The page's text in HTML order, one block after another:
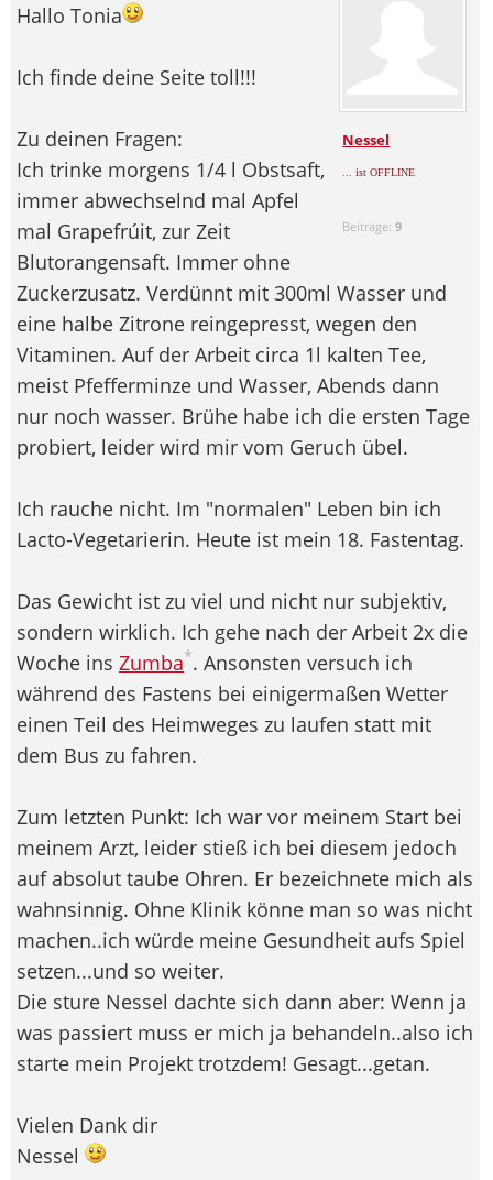
Nessel
... ist OFFLINE
Beiträge:9
Hallo Tonia
Ich finde deine Seite toll!!!
Zu deinen Fragen:
Ich trinke morgens 1/4 l Obstsaft,
immer abwechselnd mal Apfel
mal Grapefrúit, zur Zeit
Blutorangensaft. Immer ohne
Zuckerzusatz. Verdünnt mit 300ml Wasser und
eine halbe Zitrone reingepresst, wegen den
Vitaminen. Auf der Arbeit circa 1l kalten Tee,
meist Pfefferminze und Wasser, Abends dann
nur noch wasser. Brühe habe ich die ersten Tage
probiert, leider wird mir vom Geruch übel.
Ich rauche nicht. Im "normalen" Leben bin ich
Lacto-Vegetarierin. Heute ist mein 18. Fastentag.
Das Gewicht ist zu viel und nicht nur subjektiv,
sondern wirklich. Ich gehe nach der Arbeit 2x die
Woche ins Zumba*. Ansonsten versuch ich
während des Fastens bei einigermaßen Wetter
einen Teil des Heimweges zu laufen statt mit
dem Bus zu fahren.
Zum letzten Punkt: Ich war vor meinem Start bei
meinem Arzt, leider stieß ich bei diesem jedoch
auf absolut taube Ohren. Er bezeichnete mich als
wahnsinnig. Ohne Klinik könne man so was nicht
machen..ich würde meine Gesundheit aufs Spiel
setzen...und so weiter.
Die sture Nessel dachte sich dann aber: Wenn ja
was passiert muss er mich ja behandeln..also ich
starte mein Projekt trotzdem! Gesagt...getan.
Vielen Dank dir
Nessel